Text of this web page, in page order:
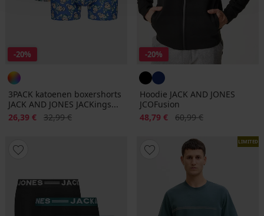
-20%
3PACK katoenen boxershorts
JACK AND JONES JACKings...
Korting
26,39 € Oorspronkelijke prijs
32,99 €
-20%
Hoodie JACK AND JONES
JCOFusion
Korting
48,79 € Oorspronkelijke prijs
60,99 €
LIMITED